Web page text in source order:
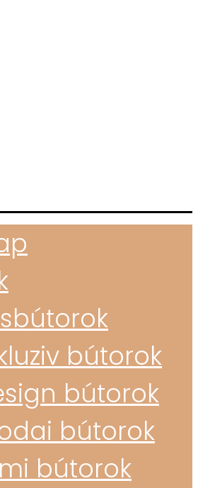
bútorok
bútorok
bútorok
bútorok